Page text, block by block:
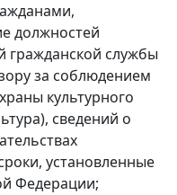
должностей
гражданской службы
за соблюдением
культурного
сведений о
установленные
Федерации;